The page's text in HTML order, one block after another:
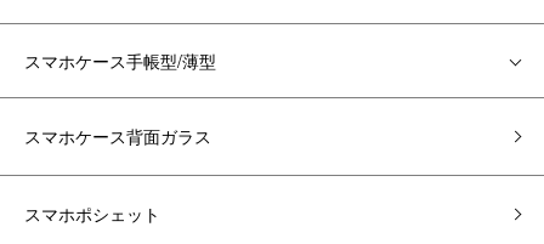
スマホケース手帳型/薄型
スマホケース背面ガラス
スマホポシェット